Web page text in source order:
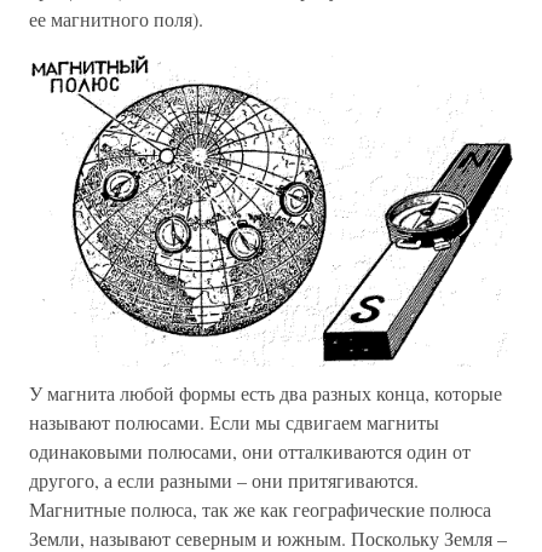
ее магнитного поля).
У магнита любой формы есть два разных конца, которые
называют полюсами. Если мы сдвигаем магниты
одинаковыми полюсами, они отталкиваются один от
другого, а если разными – они притягиваются.
Магнитные полюса, так же как географические полюса
Земли, называют северным и южным. Поскольку Земля –